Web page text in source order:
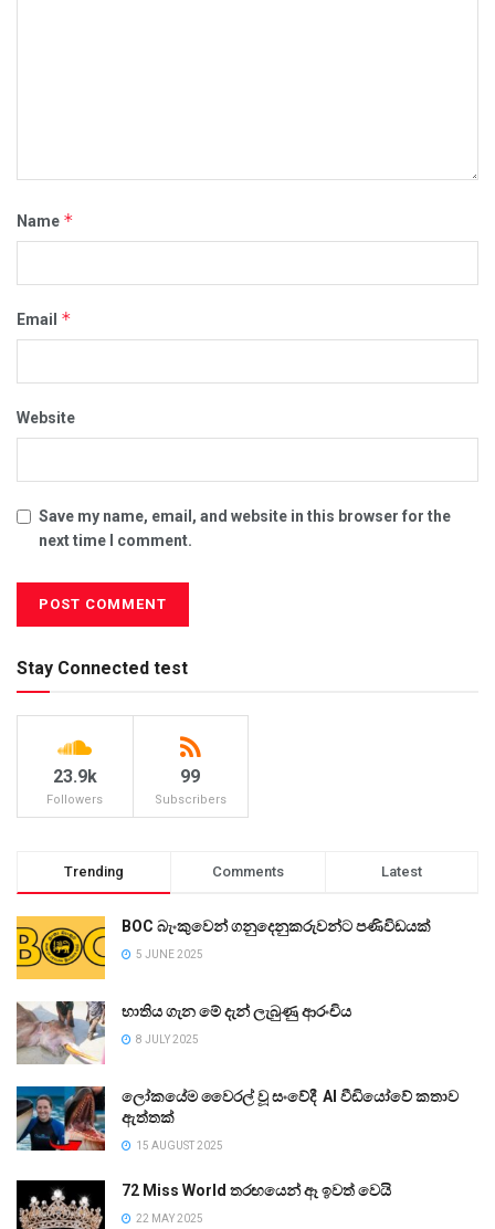
Name *
Email *
Website
Save my name, email, and website in this browser for the
next time I comment.
Stay Connected test
23.9k
Followers
99
Subscribers
Trending Comments Latest
BOC බැංකුවෙන් ගනුදෙනුකරුවන්ට පණිවිඩයක්
5 JUNE 2025
භාතිය ගැන මේ දැන් ලැබුණු ආරංචිය
8 JULY 2025
ලෝකයේම වෛරල් වූ සංවේදී AI වීඩියෝවේ කතාව
ඇත්තක්
15 AUGUST 2025
72 Miss World තරඟයෙන් ඈ ඉවත් වෙයි
22 MAY 2025